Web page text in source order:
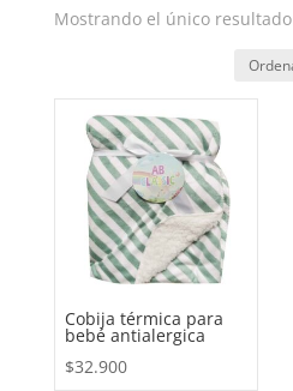
Mostrando el único resultado
Cobija térmica para
bebé antialergica
$32.900